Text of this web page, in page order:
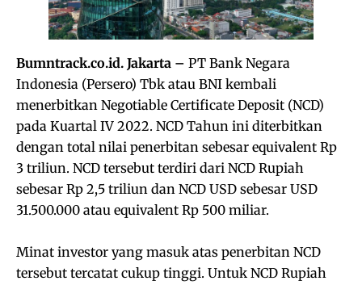
Bumntrack.co.id. Jakarta – PT Bank Negara
Indonesia (Persero) Tbk atau BNI kembali
menerbitkan Negotiable Certificate Deposit (NCD)
pada Kuartal IV 2022. NCD Tahun ini diterbitkan
dengan total nilai penerbitan sebesar equivalent Rp
3 triliun. NCD tersebut terdiri dari NCD Rupiah
sebesar Rp 2,5 triliun dan NCD USD sebesar USD
31.500.000 atau equivalent Rp 500 miliar.
Minat investor yang masuk atas penerbitan NCD
tersebut tercatat cukup tinggi. Untuk NCD Rupiah